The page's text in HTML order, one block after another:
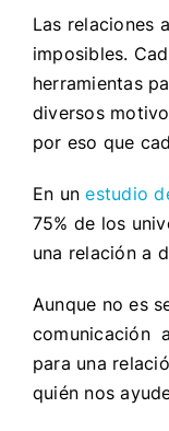
Las relaciones
imposibles.
herramientas
diversos
por eso que
En unestudio
75% de los
una relación a
Aunque no es
comunicación
para una
quién nos